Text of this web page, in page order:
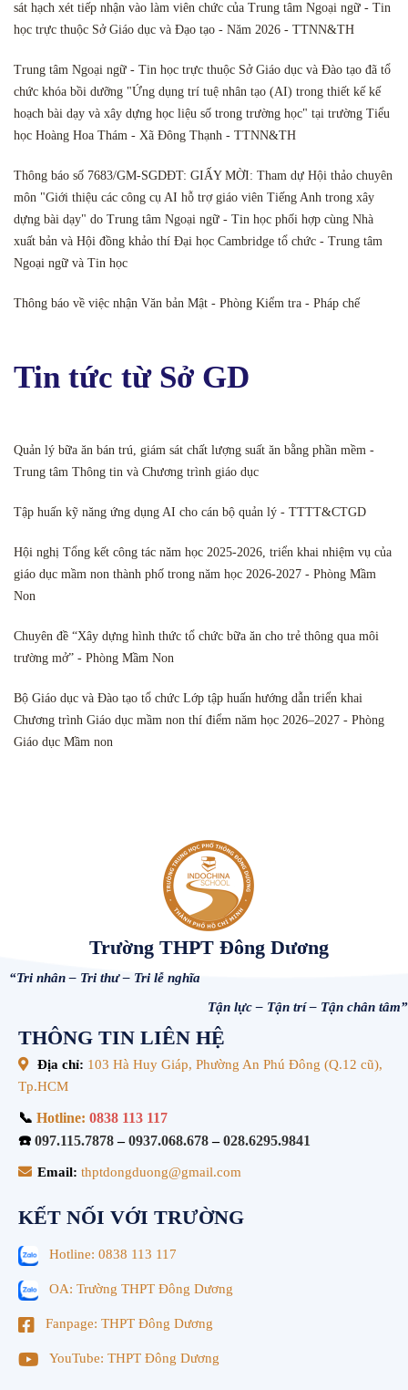
sát hạch xét tiếp nhận vào làm viên chức của Trung tâm Ngoại ngữ - Tin
học trực thuộc Sở Giáo dục và Đạo tạo - Năm 2026 - TTNN&TH
Trung tâm Ngoại ngữ - Tin học trực thuộc Sở Giáo dục và Đào tạo đã tổ
chức khóa bồi dưỡng "Ứng dụng trí tuệ nhân tạo (AI) trong thiết kế kế
hoạch bài dạy và xây dựng học liệu số trong trường học" tại trường Tiểu
học Hoàng Hoa Thám - Xã Đông Thạnh - TTNN&TH
Thông báo số 7683/GM-SGDĐT: GIẤY MỜI: Tham dự Hội thảo chuyên
môn "Giới thiệu các công cụ AI hỗ trợ giáo viên Tiếng Anh trong xây
dựng bài dạy" do Trung tâm Ngoại ngữ - Tin học phối hợp cùng Nhà
xuất bản và Hội đồng khảo thí Đại học Cambridge tổ chức - Trung tâm
Ngoại ngữ và Tin học
Thông báo về việc nhận Văn bản Mật - Phòng Kiểm tra - Pháp chế
Tin tức từ Sở GD
Quản lý bữa ăn bán trú, giám sát chất lượng suất ăn bằng phần mềm -
Trung tâm Thông tin và Chương trình giáo dục
Tập huấn kỹ năng ứng dụng AI cho cán bộ quản lý - TTTT&CTGD
Hội nghị Tổng kết công tác năm học 2025-2026, triển khai nhiệm vụ của
giáo dục mầm non thành phố trong năm học 2026-2027 - Phòng Mầm
Non
Chuyên đề “Xây dựng hình thức tổ chức bữa ăn cho trẻ thông qua môi
trường mở” - Phòng Mầm Non
Bộ Giáo dục và Đào tạo tổ chức Lớp tập huấn hướng dẫn triển khai
Chương trình Giáo dục mầm non thí điểm năm học 2026–2027 - Phòng
Giáo dục Mầm non
Trường THPT Đông Dương
“Tri nhân – Tri thư – Tri lễ nghĩa
Tận lực – Tận trí – Tận chân tâm”
THÔNG TIN LIÊN HỆ
Địa chỉ: 103 Hà Huy Giáp, Phường An Phú Đông (Q.12 cũ),
Tp.HCM
📞 Hotline: 0838 113 117
☎️ 097.115.7878–0937.068.678–028.6295.9841
Email: thptdongduong@gmail.com
KẾT NỐI VỚI TRƯỜNG
Hotline: 0838 113 117
OA: Trường THPT Đông Dương
Fanpage: THPT Đông Dương
YouTube: THPT Đông Dương